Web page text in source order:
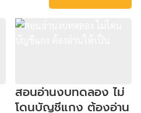
สอนอ่านงบทดลอง ไม่
โดนบัญชีแกง ต้องอ่าน